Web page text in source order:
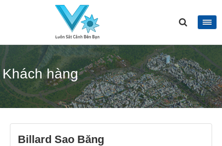
Khách hàng
Billard Sao Băng